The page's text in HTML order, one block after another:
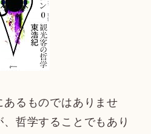
るものではありませ
哲学することでもあり